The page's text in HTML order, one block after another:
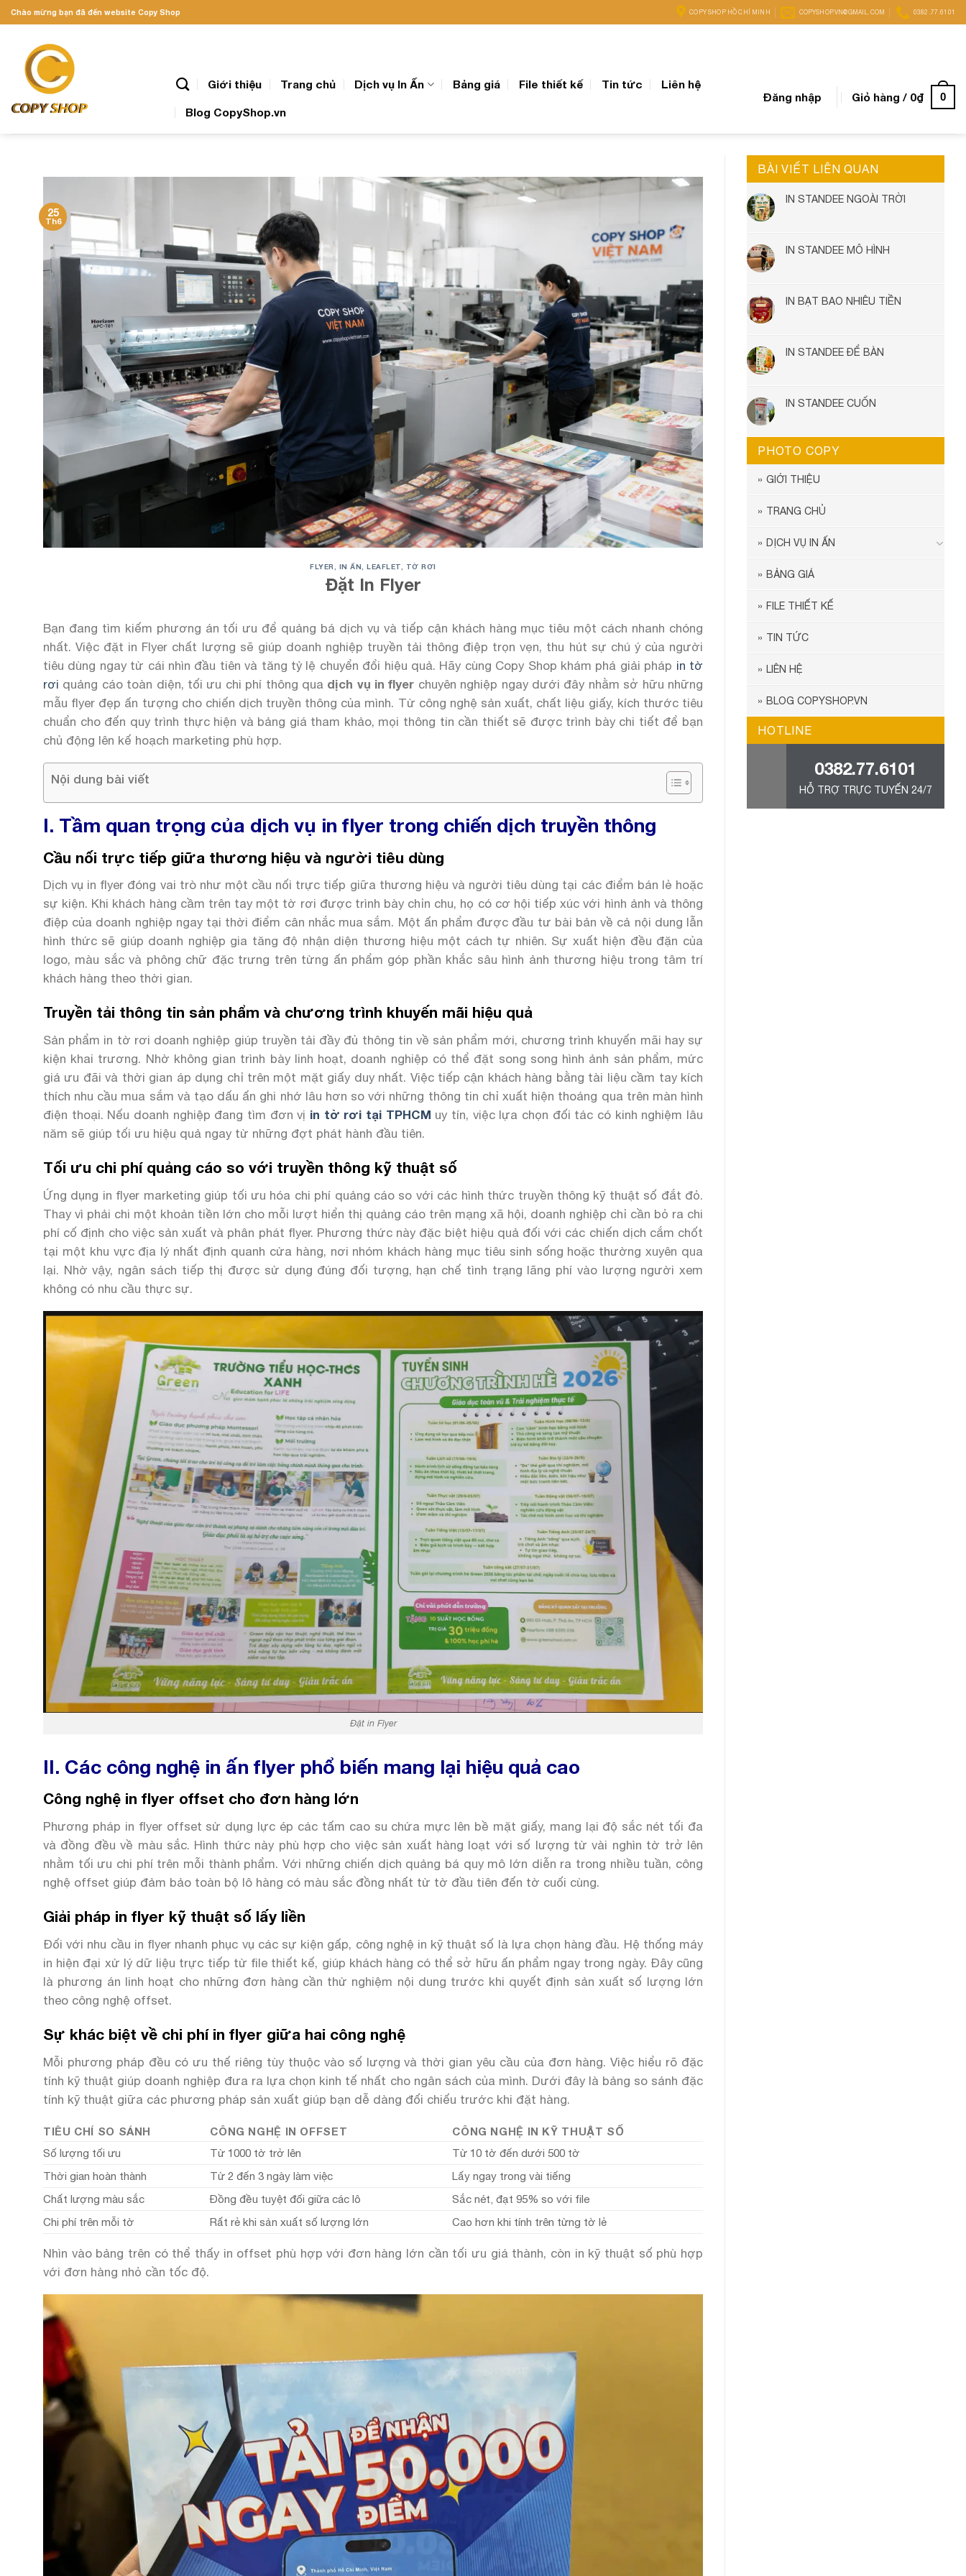
Skip
to
Chào mừng bạn đã đến website Copy Shop COPY SHOP HỒ CHÍ MINH COPYSHOP.VN@GMAIL.COM 0382.77.6101
Giới thiệu Trang chủ Dịch vụ In Ấn Bảng giá File thiết kế Tin tức Liên hệ
Blog CopyShop.vn
Đăng nhập Giỏ hàng / 0₫ 0
25
Th6
FLYER IN ẤN ,LEAFLET TỜ RƠI
Đặt In Flyer
Bạn đang tìm kiếm phương án tối ưu để quảng bá dịch vụ và tiếp cận khách hàng mục tiêu một cách nhanh chóng
nhất. Việc đặt in Flyer chất lượng sẽ giúp doanh nghiệp truyền tải thông điệp trọn vẹn, thu hút sự chú ý của người
tiêu dùng ngay từ cái nhìn đầu tiên và tăng tỷ lệ chuyển đổi hiệu quả. Hãy cùng Copy Shop khám phá giải pháp in tờ
rơi quảng cáo toàn diện, tối ưu chi phí thông qua dịch vụ in flyer chuyên nghiệp ngay dưới đây nhằm sở hữu những
mẫu flyer đẹp ấn tượng cho chiến dịch truyền thông của mình. Từ công nghệ sản xuất, chất liệu giấy, kích thước tiêu
chuẩn cho đến quy trình thực hiện và bảng giá tham khảo, mọi thông tin cần thiết sẽ được trình bày chi tiết để bạn
chủ động lên kế hoạch marketing phù hợp.
Nội dung bài viết
I. Tầm quan trọng của dịch vụ in flyer trong chiến dịch truyền thông
Cầu nối trực tiếp giữa thương hiệu và người tiêu dùng
Dịch vụ in flyer đóng vai trò như một cầu nối trực tiếp giữa thương hiệu và người tiêu dùng tại các điểm bán lẻ hoặc
sự kiện. Khi khách hàng cầm trên tay một tờ rơi được trình bày chỉn chu, họ có cơ hội tiếp xúc với hình ảnh và thông
điệp của doanh nghiệp ngay tại thời điểm cân nhắc mua sắm. Một ấn phẩm được đầu tư bài bản về cả nội dung lẫn
hình thức sẽ giúp doanh nghiệp gia tăng độ nhận diện thương hiệu một cách tự nhiên. Sự xuất hiện đều đặn của
logo, màu sắc và phông chữ đặc trưng trên từng ấn phẩm góp phần khắc sâu hình ảnh thương hiệu trong tâm trí
khách hàng theo thời gian.
Truyền tải thông tin sản phẩm và chương trình khuyến mãi hiệu quả
Sản phẩm in tờ rơi doanh nghiệp giúp truyền tải đầy đủ thông tin về sản phẩm mới, chương trình khuyến mãi hay sự
kiện khai trương. Nhờ không gian trình bày linh hoạt, doanh nghiệp có thể đặt song song hình ảnh sản phẩm, mức
giá ưu đãi và thời gian áp dụng chỉ trên một mặt giấy duy nhất. Việc tiếp cận khách hàng bằng tài liệu cầm tay kích
thích nhu cầu mua sắm và tạo dấu ấn ghi nhớ lâu hơn so với những thông tin chỉ xuất hiện thoáng qua trên màn hình
điện thoại. Nếu doanh nghiệp đang tìm đơn vị in tờ rơi tại TPHCM uy tín, việc lựa chọn đối tác có kinh nghiệm lâu
năm sẽ giúp tối ưu hiệu quả ngay từ những đợt phát hành đầu tiên.
Tối ưu chi phí quảng cáo so với truyền thông kỹ thuật số
Ứng dụng in flyer marketing giúp tối ưu hóa chi phí quảng cáo so với các hình thức truyền thông kỹ thuật số đắt đỏ.
Thay vì phải chi một khoản tiền lớn cho mỗi lượt hiển thị quảng cáo trên mạng xã hội, doanh nghiệp chỉ cần bỏ ra chi
phí cố định cho việc sản xuất và phân phát flyer. Phương thức này đặc biệt hiệu quả đối với các chiến dịch cắm chốt
tại một khu vực địa lý nhất định quanh cửa hàng, nơi nhóm khách hàng mục tiêu sinh sống hoặc thường xuyên qua
lại. Nhờ vậy, ngân sách tiếp thị được sử dụng đúng đối tượng, hạn chế tình trạng lãng phí vào lượng người xem
không có nhu cầu thực sự.
Đặt in Flyer
II. Các công nghệ in ấn flyer phổ biến mang lại hiệu quả cao
Công nghệ in flyer offset cho đơn hàng lớn
Phương pháp in flyer offset sử dụng lực ép các tấm cao su chứa mực lên bề mặt giấy, mang lại độ sắc nét tối đa
và đồng đều về màu sắc. Hình thức này phù hợp cho việc sản xuất hàng loạt với số lượng từ vài nghìn tờ trở lên
nhằm tối ưu chi phí trên mỗi thành phẩm. Với những chiến dịch quảng bá quy mô lớn diễn ra trong nhiều tuần, công
nghệ offset giúp đảm bảo toàn bộ lô hàng có màu sắc đồng nhất từ tờ đầu tiên đến tờ cuối cùng.
Giải pháp in flyer kỹ thuật số lấy liền
Đối với nhu cầu in flyer nhanh phục vụ các sự kiện gấp, công nghệ in kỹ thuật số là lựa chọn hàng đầu. Hệ thống máy
in hiện đại xử lý dữ liệu trực tiếp từ file thiết kế, giúp khách hàng có thể sở hữu ấn phẩm ngay trong ngày. Đây cũng
là phương án linh hoạt cho những đơn hàng cần thử nghiệm nội dung trước khi quyết định sản xuất số lượng lớn
theo công nghệ offset.
Sự khác biệt về chi phí in flyer giữa hai công nghệ
Mỗi phương pháp đều có ưu thế riêng tùy thuộc vào số lượng và thời gian yêu cầu của đơn hàng. Việc hiểu rõ đặc
tính kỹ thuật giúp doanh nghiệp đưa ra lựa chọn kinh tế nhất cho ngân sách của mình. Dưới đây là bảng so sánh đặc
tính kỹ thuật giữa các phương pháp sản xuất giúp bạn dễ dàng đối chiếu trước khi đặt hàng.
TIÊU CHÍ SO SÁNH CÔNG NGHỆ IN OFFSET CÔNG NGHỆ IN KỸ THUẬT SỐ
Số lượng tối ưu Từ 1000 tờ trở lên
Từ 10 tờ đến dưới 500 tờ
Thời gian hoàn thành
Từ 2 đến 3 ngày làm việc
Lấy ngay trong vài tiếng
Chất lượng màu sắc
Đồng đều tuyệt đối giữa các lô
Sắc nét, đạt 95% so với file
Chi phí trên mỗi tờ
Rất rẻ khi sản xuất số lượng lớn Cao hơn khi tính trên từng tờ lẻ
Nhìn vào bảng trên có thể thấy in offset phù hợp với đơn hàng lớn cần tối ưu giá thành, còn in kỹ thuật số phù hợp
với đơn hàng nhỏ cần tốc độ.
BÀI VIẾT LIÊN QUAN
IN STANDEE NGOÀI TRỜI
IN STANDEE MÔ HÌNH
IN BẠT BAO NHIÊU TIỀN
IN STANDEE ĐỂ BÀN
IN STANDEE CUỐN
PHOTO COPY
GIỚI THIỆU
TRANG CHỦ
DỊCH VỤ IN ẤN
BẢNG GIÁ
FILE THIẾT KẾ
TIN TỨC
LIÊN HỆ
BLOG COPYSHOP.VN
HOTLINE
0382.77.6101
HỖ TRỢ TRỰC TUYẾN 24/7